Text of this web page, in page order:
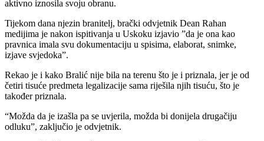
aktivno iznosila svoju obranu.
Tijekom dana njezin branitelj, brački odvjetnik Dean Rahan
medijima je nakon ispitivanja u Uskoku izjavio ​”​da je ona kao
pravnica imala svu dokumentaciju u spisima, elaborat, snimke,
izjave svjedoka​”​.​
Rekao je i kako Bralić nije bila na terenu što je i priznala, jer ​je ​od ​
četiri tisuće predmeta legalizacije sama riješila ​njih tisuću, što je
također priznala.
“Možda da je izašla pa se uvjerila, možda bi donijela drugačiju
odluku”, zaključio je odvjetnik.